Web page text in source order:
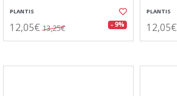
PLANTIS
12,05€ 13,25€ - 9%
PLANTIS
12,05€